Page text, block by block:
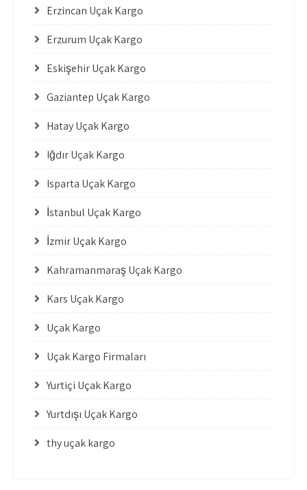
Erzincan Uçak Kargo
Erzurum Uçak Kargo
Eskişehir Uçak Kargo
Gaziantep Uçak Kargo
Hatay Uçak Kargo
Iğdır Uçak Kargo
Isparta Uçak Kargo
İstanbul Uçak Kargo
İzmir Uçak Kargo
Kahramanmaraş Uçak Kargo
Kars Uçak Kargo
Uçak Kargo
Uçak Kargo Firmaları
Yurtiçi Uçak Kargo
Yurtdışı Uçak Kargo
thy uçak kargo